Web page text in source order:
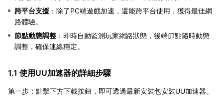
跨平台支援 ：除了PC端遊戲加速，還能跨平台使用，獲得最佳網
路體驗。
節點動態調整 ：即時自動監測玩家網路狀態，後端節點隨時動態
調整，確保連線穩定。
1.1 使用UU加速器的詳細步驟
第一步：點擊下方下載按鈕，即可透過最新安裝包安裝UU加速器。